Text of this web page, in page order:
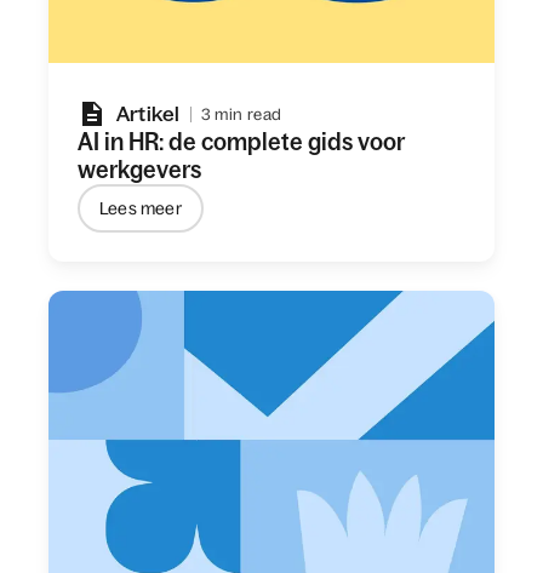
Artikel 3 min read
AI in HR: de complete gids voor
werkgevers
Lees meer